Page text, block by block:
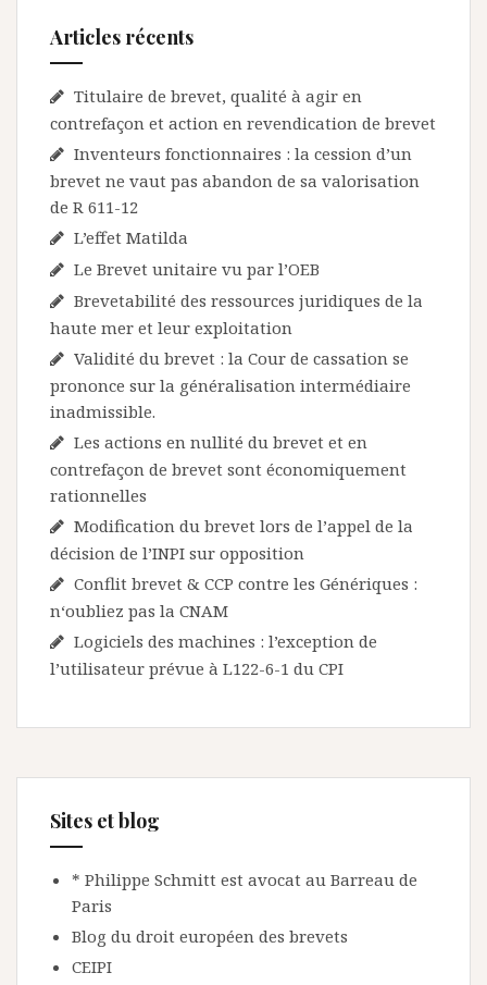
Articles récents
Titulaire de brevet, qualité à agir en
contrefaçon et action en revendication de brevet
Inventeurs fonctionnaires : la cession d’un
brevet ne vaut pas abandon de sa valorisation
de R 611-12
L’effet Matilda
Le Brevet unitaire vu par l’OEB
Brevetabilité des ressources juridiques de la
haute mer et leur exploitation
Validité du brevet : la Cour de cassation se
prononce sur la généralisation intermédiaire
inadmissible.
Les actions en nullité du brevet et en
contrefaçon de brevet sont économiquement
rationnelles
Modification du brevet lors de l’appel de la
décision de l’INPI sur opposition
Conflit brevet & CCP contre les Génériques :
n‘oubliez pas la CNAM
Logiciels des machines : l’exception de
l’utilisateur prévue à L122-6-1 du CPI
Sites et blog
* Philippe Schmitt est avocat au Barreau de
Paris
Blog du droit européen des brevets
CEIPI